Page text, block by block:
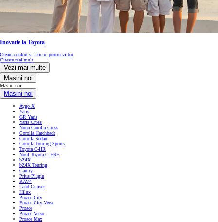
Inovatie la Toyota
Cream confort si fericire pentru viitor
Citeste mai mult
Vezi mai multe
Masini noi
Masini noi
Masini noi
Aygo X
Yaris
GR Yaris
Yaris Cross
Noua Corolla Cross
Corolla Hatchback
Corolla Sedan
Corolla Touring Sports
Toyota C-HR
Noul Toyota C-HR+
bZ4X
bZ4X Touring
Camry
Prius Plugin
RAV4
Land Cruiser
Hilux
Proace City
Proace City Verso
Proace
Proace Verso
Proace Max